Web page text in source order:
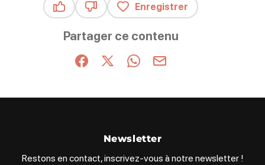
Enregistrer
Partager ce contenu
Partager sur Facebook (nouvelle fenêtre)
Partager sur X / Twitter (nouvelle
Partager sur WhatsApp
Partager par mail
Newsletter
Restons en contact, inscrivez-vous à notre newsletter !